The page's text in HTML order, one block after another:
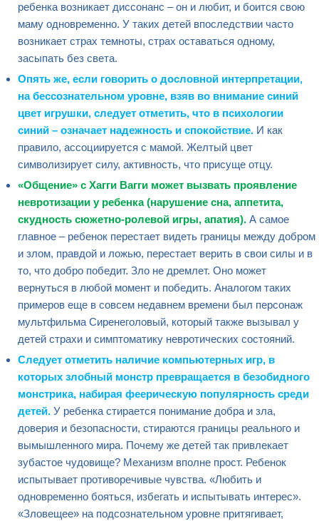
ребенка возникает диссонанс – он и любит, и боится свою
маму одновременно. У таких детей впоследствии часто
возникает страх темноты, страх оставаться одному,
засыпать без света.
Опять же, если говорить о дословной интерпретации,
на бессознательном уровне, взяв во внимание синий
цвет игрушки, следует отметить, что в психологии
синий – означает надежность и спокойствие. И как
правило, ассоциируется с мамой. Желтый цвет
символизирует силу, активность, что присуще отцу.
«Общение» с Хагги Вагги может вызвать проявление
невротизации у ребенка (нарушение сна, аппетита,
скудность сюжетно-ролевой игры, апатия). А самое
главное – ребенок перестает видеть границы между добром
и злом, правдой и ложью, перестает верить в свои силы и в
то, что добро победит. Зло не дремлет. Оно может
вернуться в любой момент и победить. Аналогом таких
примеров еще в совсем недавнем времени был персонаж
мультфильма Сиренеголовый, который также вызывал у
детей страхи и симптоматику невротических состояний.
Следует отметить наличие компьютерных игр, в
которых злобный монстр превращается в безобидного
монстрика, набирая феерическую популярность среди
детей. У ребенка стирается понимание добра и зла,
доверия и безопасности, стираются границы реального и
вымышленного мира. Почему же детей так привлекает
зубастое чудовище? Механизм вполне прост. Ребенок
испытывает противоречивые чувства. «Любить и
одновременно бояться, избегать и испытывать интерес».
«Зловещее» на подсознательном уровне притягивает,